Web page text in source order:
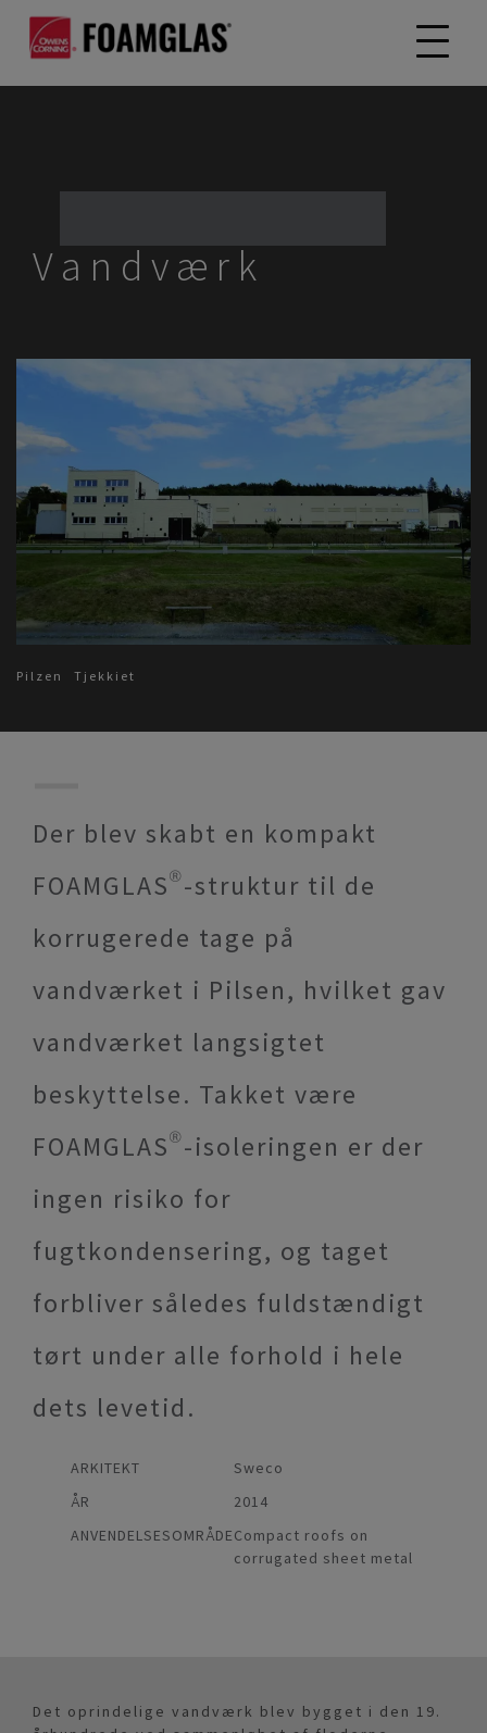
Vandværk
Pilzen Tjekkiet
Der blev skabt en kompakt
FOAMGLAS®-struktur til de
korrugerede tage på
vandværket i Pilsen, hvilket gav
vandværket langsigtet
beskyttelse. Takket være
FOAMGLAS®-isoleringen er der
ingen risiko for
fugtkondensering, og taget
forbliver således fuldstændigt
tørt under alle forhold i hele
dets levetid.
ARKITEKT
Sweco
ÅR
2014
ANVENDELSESOMRÅDECompact roofs on
corrugated sheet metal
Det oprindelige vandværk blev bygget i den 19.